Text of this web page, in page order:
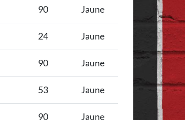
90 Jaune
24 Jaune
90 Jaune
53 Jaune
90 Jaune